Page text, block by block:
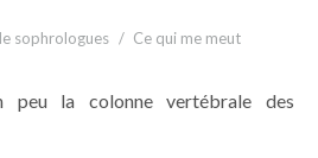
êtes ici :
sophrologues Ce qui me meut
peu la colonne vertébrale des